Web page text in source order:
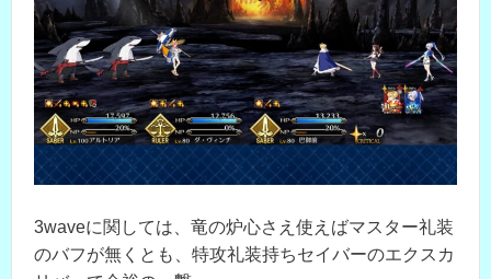
3waveに関しては、竜の炉心さえ使えばマスター礼装
のバフが無くとも、特攻礼装持ちセイバーのエクスカ